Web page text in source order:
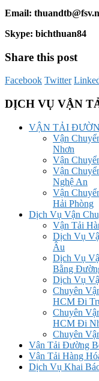
Email:
Skype: bichthuan84
Share this post
Facebook Twitter
DỊCH VỤ VẬN
VẬN TẢI
Vận
Nhơn
Vận
Vận
Nghệ An
Vận
Hải Phòng
Dịch Vụ Vận
Vận Tải
Dịch Vụ
Âu
Dịch Vụ
Bằng
Dịch Vụ
Chuyên
HCM Đi
Chuyên
HCM Đi
Chuyên
Vận Tải Đường
Vận Tải Hàng
Dịch Vụ Khai